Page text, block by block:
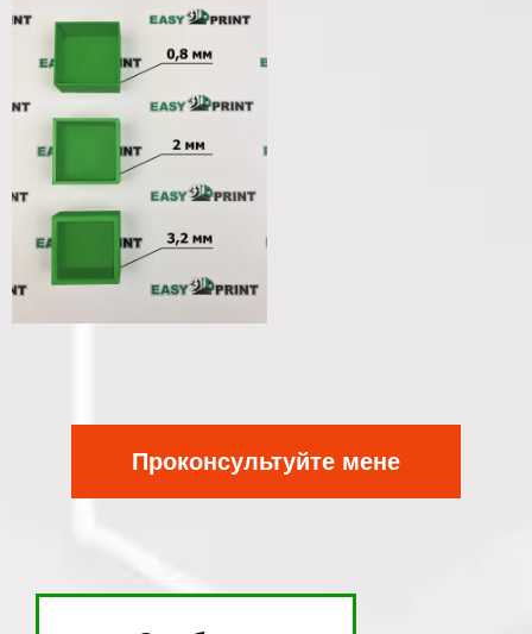
Проконсультуйте мене